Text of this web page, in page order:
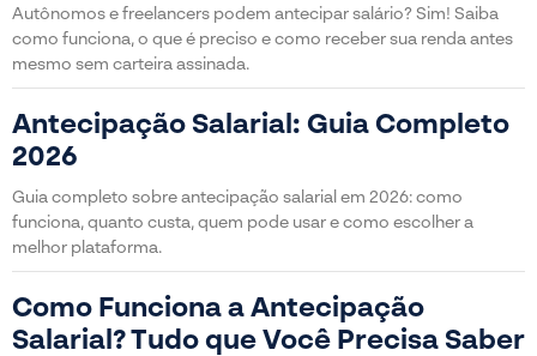
Autônomos e freelancers podem antecipar salário? Sim! Saiba
como funciona, o que é preciso e como receber sua renda antes
mesmo sem carteira assinada.
Antecipação Salarial: Guia Completo
2026
Guia completo sobre antecipação salarial em 2026: como
funciona, quanto custa, quem pode usar e como escolher a
melhor plataforma.
Como Funciona a Antecipação
Salarial? Tudo que Você Precisa Saber